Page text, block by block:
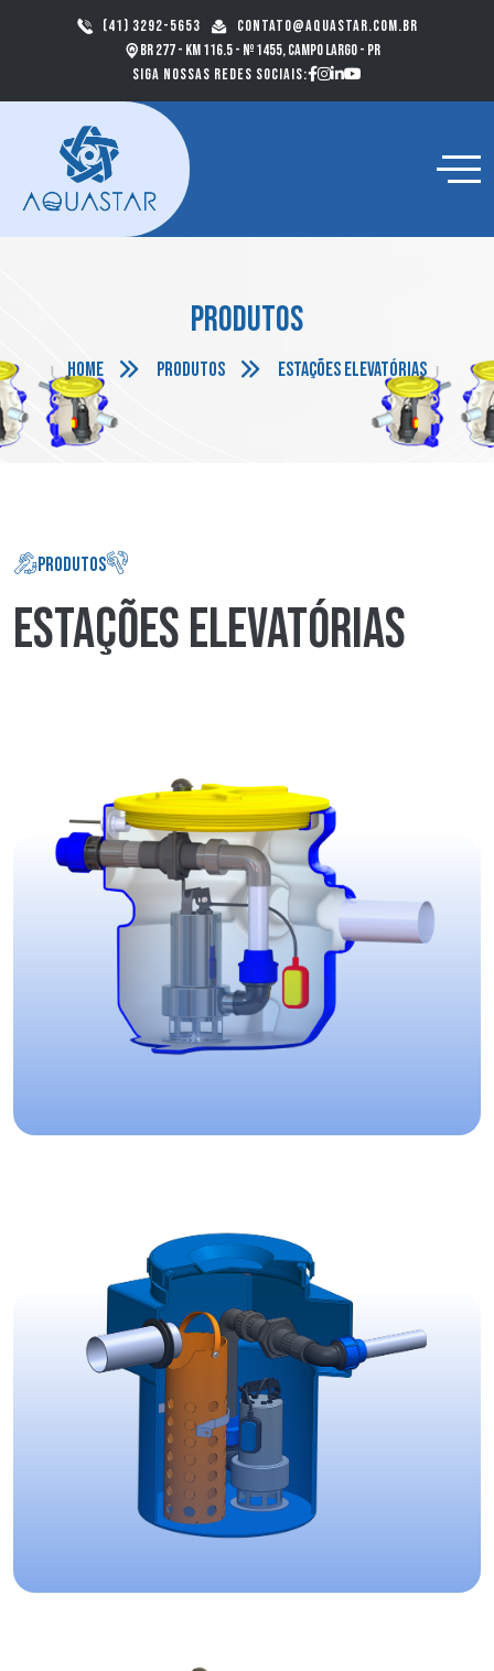
(41) 3292-5653
contato@aquastar.com.br
BR 277 - km 116.5 - nº 1455, Campo Largo - PR
Siga nossas redes sociais:
Produtos
Home Produtos Estações elevatórias
PRODUTOS
ESTAÇÕES ELEVATÓRIAS